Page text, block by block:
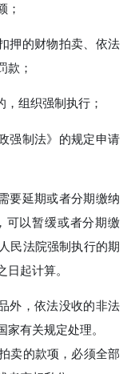
；
押的财物拍卖、依法
款；
组织强制执行；
强制法》的规定申请
要延期或者分期缴纳
可以暂缓或者分期缴
民法院强制执行的期
起计算。
外，依法没收的非法
有关规定处理。
卖的款项，必须全部